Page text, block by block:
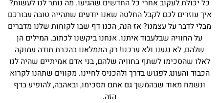
כל יכולת לעקוב אחרי כל החדשים שהגיעו. מה נותר לנו לעשות?
איך עוזרים לכם לקבל החלטה שאנו יודעים שתהייה טובה עבורכם
מבלי לדבר על עצמנו? אז הנה, הכנו דף שבו לקוחות שלנו מדברים
על החוויה שבלעבוד איתנו. אנחנו ביקשנו לכתוב. המילים הן
שלהם, לא נגענו ולא ערכנו! רק התמלאנו בהכרת תודה עמוקה
לאלו שהסכימו לשתף בחוויה שלהם, בני אדם אמיתיים שהיה לנו
הכבוד והעונג לפגוש בדרך ולהכניס לחיינו. מקווים שתהנו לקרוא
ונשמח מאוד שבהמשך גם אתם תסכימו, ובאהבה, להופיע בדף
הזה.